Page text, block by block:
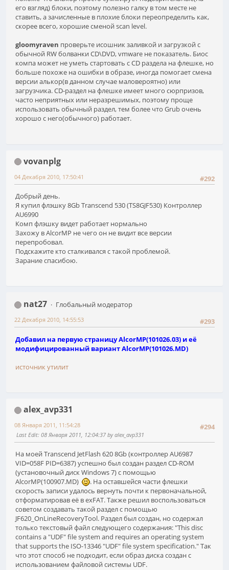
его взгляд) блоки, поэтому полезно галку в том месте не
ставить, а зачисленные в плохие блоки переопределить как,
скорее всего, хорошие сменой scan level.
gloomyraven проверьте исошник заливкой и загрузкой с
обычной RW болванки CD\DVD, vmware не показатель. Биос
компа может не уметь стартовать с CD раздела на флешке, но
больше похоже на ошибки в образе, иногда помогает смена
версии алькор(в данном случае маловероятно) или
загрузчика. CD-раздел на флешке имеет много сюрпризов,
часто неприятных или неразрешимых, поэтому проще
использовать обычный раздел, тем более что Grub очень
хорошо с него(обычного) работает.
vovanplg
#292
04 Декабря 2010, 17:50:41
Добрый день.
Я купил флэшку 8Gb Transcend 530 (TS8GJF530) Контроллер
AU6990
Комп флэшку видет работает нормально
Захожу в AlcorMP не чего он не видит все версии
перепробовал.
Подскажите кто сталкивался с такой проблемой.
Зарание спасибою.
nat27
Глобальный модератор
#293
22 Декабря 2010, 14:55:53
Добавил на первую страницуAlcorMP(101026.03) и её
модифицированный вариант AlcorMP(101026.MD)
источник утилит
alex_avp331
#294
08 Января 2011, 11:54:28
Last Edit: 08 Января 2011, 12:04:37 by alex_avp331
На моей Transcend JetFlash 620 8Gb (контроллер AU6987
VID=058F PID=6387) успешно был создан раздел CD-ROM
(установочный диск Windows 7) с помощью
AlcorMP(100907.MD)
. На оставшейся части флешки
скорость записи удалось вернуть почти к первоначальной,
отформатировав её в exFAT. Также решил воспользоваться
советом создавать такой раздел с помощью
JF620_OnLineRecoveryTool. Раздел был создан, но содержал
только текстовый файл следующего содержания: "This disc
contains a "UDF" file system and requires an operating system
that supports the ISO-13346 "UDF" file system specification." Так
что этот способ не подходит, если образ диска создан с
использованием файловой системы UDF.